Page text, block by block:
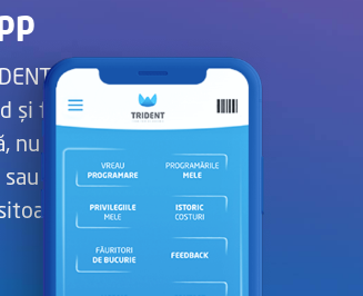
te
și fără stres la
nu trebuie să
să completezi